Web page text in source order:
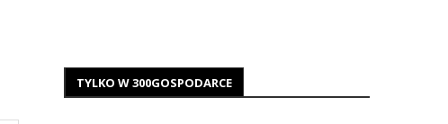
TYLKO W 300GOSPODARCE